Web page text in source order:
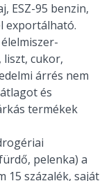
ESZ-95 benzin,
exportálható.
liszt, cukor,
árrés nem
és
termékek
pelenka) a
15 százalék, saját